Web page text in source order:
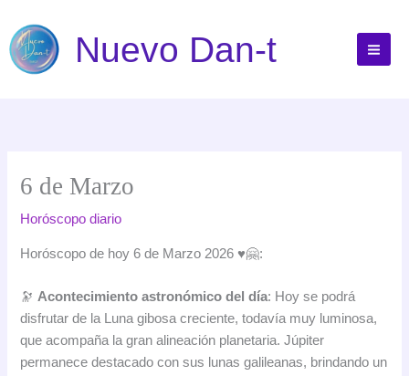
contenido
Nuevo Dan-t
6 de Marzo
Horóscopo diario
Horóscopo de hoy 6 de Marzo 2026 ♥️🤗:
🔭Acontecimiento astronómico del día: Hoy se podrá
disfrutar de la Luna gibosa creciente, todavía muy luminosa,
que acompaña la gran alineación planetaria. Júpiter
permanece destacado con sus lunas galileanas, brindando un